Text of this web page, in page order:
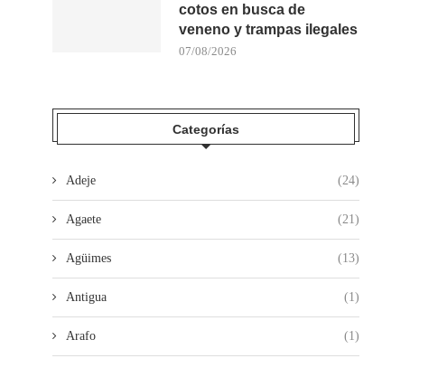
cotos en busca de
veneno y trampas ilegales
07/08/2026
Categorías
Adeje (24)
Agaete (21)
Agüimes (13)
Antigua (1)
Arafo (1)